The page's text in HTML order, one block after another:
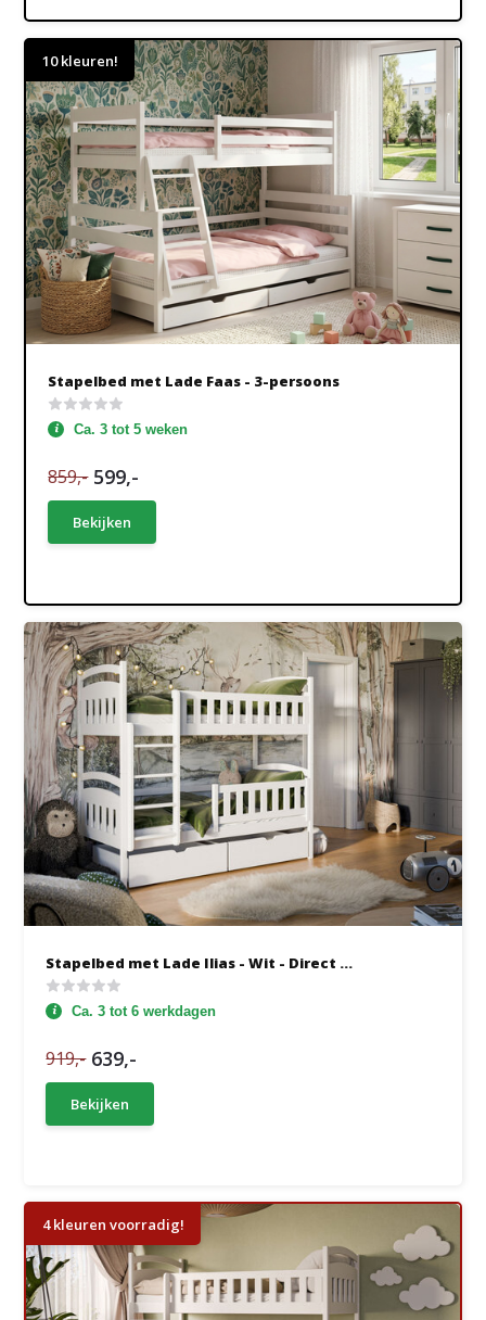
10 kleuren!
Stapelbed met Lade Faas - 3-persoons
Ca. 3 tot 5 weken
859,- 599,-
Bekijken
Stapelbed met Lade Ilias - Wit - Direct ...
Ca. 3 tot 6 werkdagen
919,- 639,-
Bekijken
4 kleuren voorradig!